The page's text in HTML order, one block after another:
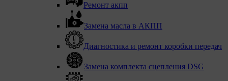
Ремонт акпп
Замена масла в АКПП
Диагностика и ремонт коробки передач
Замена комплекта сцепления DSG